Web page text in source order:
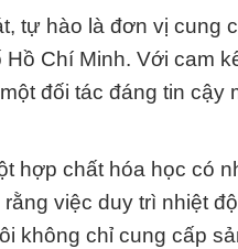
tự hào là đơn vị cung
Chí Minh. Với cam
đối tác đáng tin
hợp chất hóa học có
việc duy trì nhiệt
không chỉ cung cấp